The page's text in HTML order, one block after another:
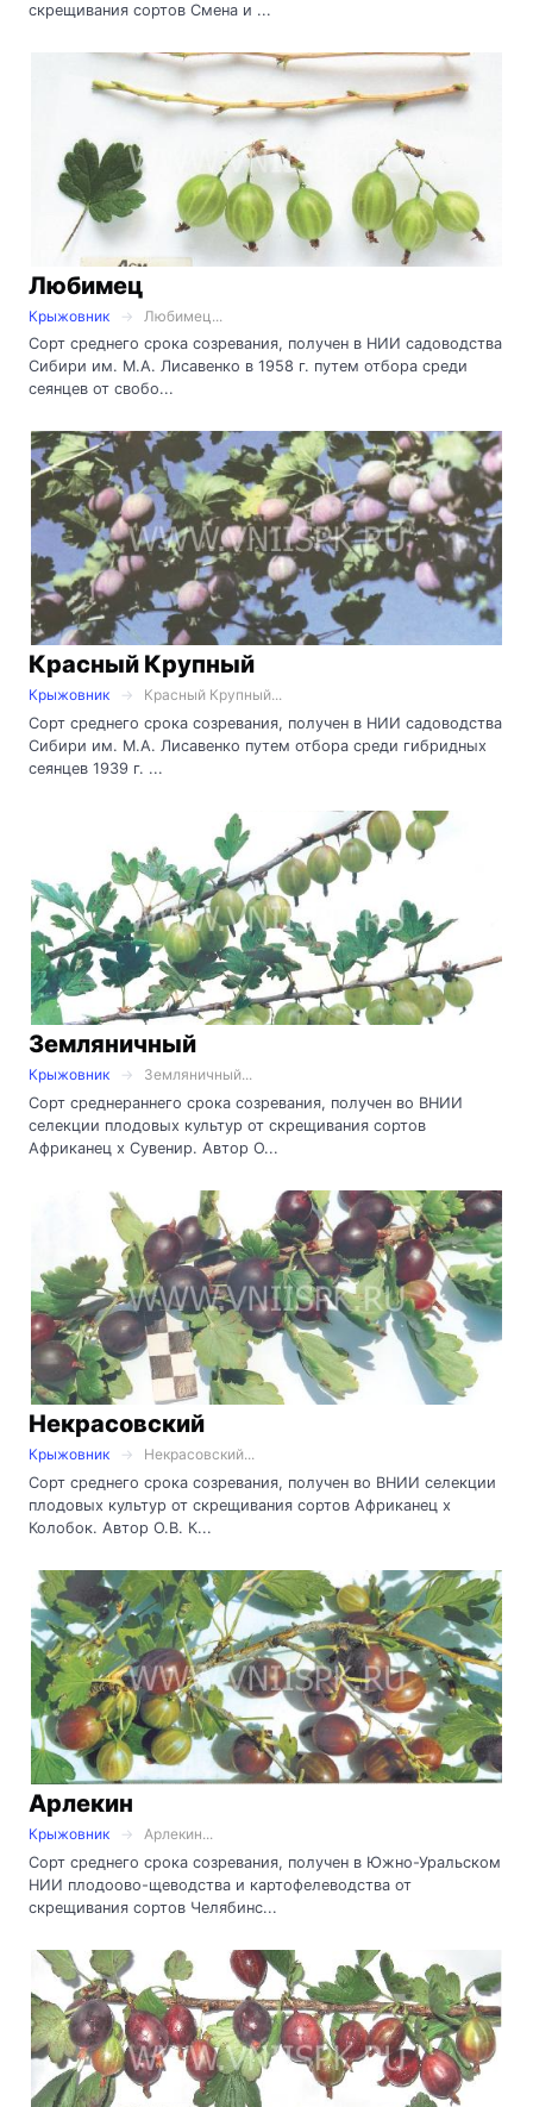
скрещивания сортов Смена и ...
Любимец
Крыжовник
Любимец...
Сорт среднего срока созревания, получен в НИИ садоводства
Сибири им. М.А. Лисавенко в 1958 г. путем отбора среди
сеянцев от свобо...
Красный Крупный
Крыжовник
Красный Крупный...
Сорт среднего срока созревания, получен в НИИ садоводства
Сибири им. М.А. Лисавенко путем отбора среди гибридных
сеянцев 1939 г. ...
Земляничный
Крыжовник
Земляничный...
Сорт среднераннего срока созревания, получен во ВНИИ
селекции плодовых культур от скрещивания сортов
Африканец х Сувенир. Автор О...
Некрасовский
Крыжовник
Некрасовский...
Сорт среднего срока созревания, получен во ВНИИ селекции
плодовых культур от скрещивания сортов Африканец х
Колобок. Автор О.В. К...
Арлекин
Крыжовник
Арлекин...
Сорт среднего срока созревания, получен в Южно-Уральском
НИИ плодоово-щеводства и картофелеводства от
скрещивания сортов Челябинс...